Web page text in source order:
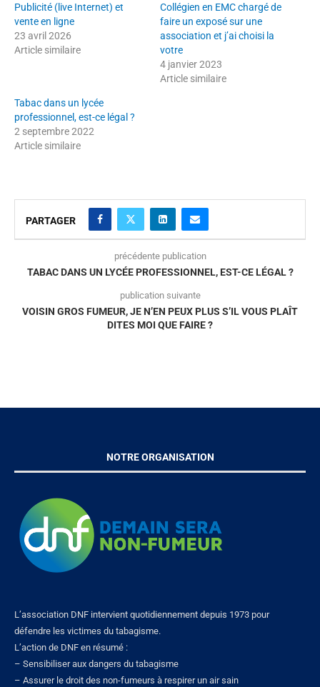
Publicité (live Internet) et
vente en ligne
23 avril 2026
Article similaire
Collégien en EMC chargé de
faire un exposé sur une
association et j’ai choisi la
votre
4 janvier 2023
Article similaire
Tabac dans un lycée
professionnel, est-ce légal ?
2 septembre 2022
Article similaire
PARTAGER
précédente publication
TABAC DANS UN LYCÉE PROFESSIONNEL, EST-CE LÉGAL ?
publication suivante
VOISIN GROS FUMEUR, JE N’EN PEUX PLUS S’IL VOUS PLAÎT
DITES MOI QUE FAIRE ?
NOTRE ORGANISATION
L’association DNF intervient quotidiennement depuis 1973 pour
défendre les victimes du tabagisme.
L’action de DNF en résumé :
– Sensibiliser aux dangers du tabagisme
– Assurer le droit des non-fumeurs à respirer un air sain